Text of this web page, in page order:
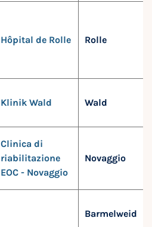
Hôpital de Rolle Rolle
Klinik Wald Wald
Clinica di
riabilitazione
EOC - Novaggio
Novaggio
Barmelweid